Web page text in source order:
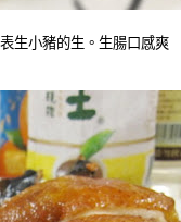
生小豬的生。生腸口感爽